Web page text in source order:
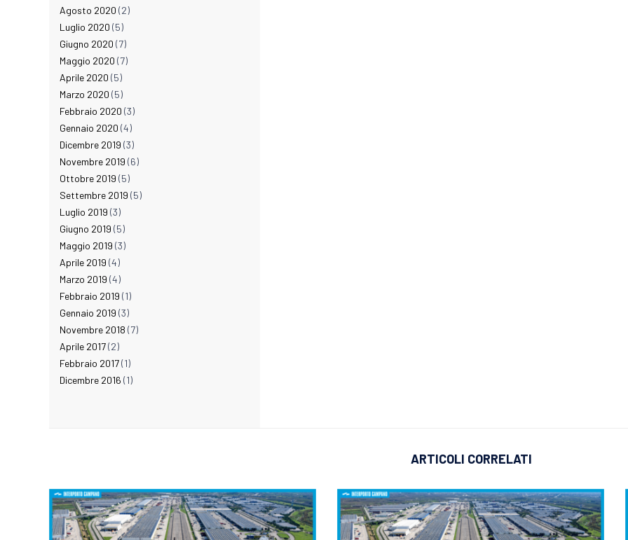
Agosto 2020 (2)
Luglio 2020 (5)
Giugno 2020 (7)
Maggio 2020 (7)
Aprile 2020 (5)
Marzo 2020 (5)
Febbraio 2020 (3)
Gennaio 2020 (4)
Dicembre 2019 (3)
Novembre 2019 (6)
Ottobre 2019 (5)
Settembre 2019 (5)
Luglio 2019 (3)
Giugno 2019 (5)
Maggio 2019 (3)
Aprile 2019 (4)
Marzo 2019 (4)
Febbraio 2019 (1)
Gennaio 2019 (3)
Novembre 2018 (7)
Aprile 2017(2)
Febbraio 2017(1)
Dicembre 2016 (1)
ARTICOLI CORRELATI